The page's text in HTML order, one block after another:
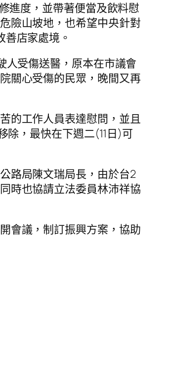
進度，並帶著便當及飲料慰
險山坡地，也希望中央針對
店家處境。
人受傷送醫，原本在市議會
關心受傷的民眾，晚間又再
的工作人員表達慰問，並且
除，最快在下週二(11日)可
路局陳文瑞局長，由於台2
時也協請立法委員林沛祥協
會議，制訂振興方案，協助